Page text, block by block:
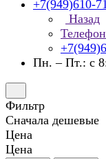
+7(949)610-
Назад
Пн. – Пт.: с
Фильтр
Сначала дешевые
Цена
Цена